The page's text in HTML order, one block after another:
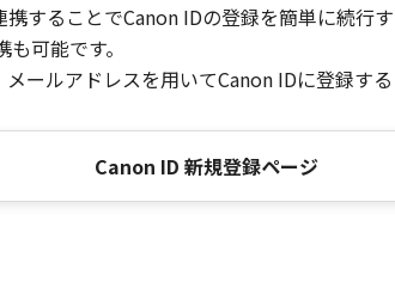
ることでCanon IDの登録を簡単に続行す
可能です。
ルアドレスを用いてCanon IDに登録する
Canon ID 新規登録ページ